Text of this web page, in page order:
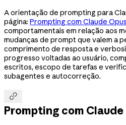
A orientação de prompting para
página: Prompting com Claude
comportamentais em relação aos
mudanças de prompt que valem a
comprimento de resposta e
progresso voltadas ao usuário,
escritos, escopo de tarefas e
subagentes e autocorreção.

Prompting com Claude